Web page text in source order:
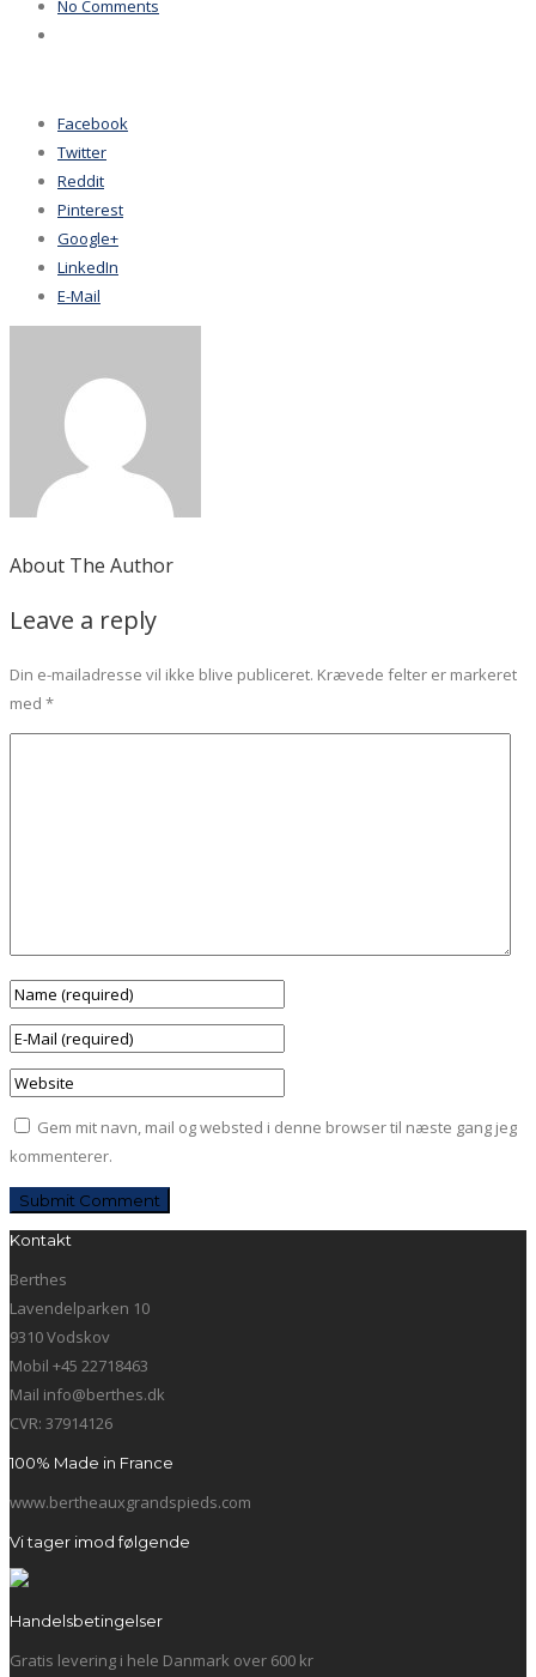
No Comments
Facebook
Twitter
Reddit
Pinterest
Google+
LinkedIn
E-Mail
About The Author
Leave a reply
Din e-mailadresse vil ikke blive publiceret. Krævede felter er markeret
med *
Gem mit navn, mail og websted i denne browser til næste gang jeg
kommenterer.
Kontakt
Berthes
Lavendelparken 10
9310 Vodskov
Mobil +45 22718463
Mail info@berthes.dk
CVR: 37914126
100% Made in France
www.bertheauxgrandspieds.com
Vi tager imod følgende
Handelsbetingelser
Gratis levering i hele Danmark over 600 kr